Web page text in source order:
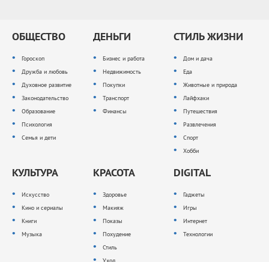
ОБЩЕСТВО
Гороскоп
Дружба и любовь
Духовное развитие
Законодательство
Образование
Психология
Семья и дети
ДЕНЬГИ
Бизнес и работа
Недвижимость
Покупки
Транспорт
Финансы
СТИЛЬ ЖИЗНИ
Дом и дача
Еда
Животные и природа
Лайфхаки
Путешествия
Развлечения
Спорт
Хобби
КУЛЬТУРА
Искусство
Кино и сериалы
Книги
Музыка
КРАСОТА
Здоровье
Макияж
Показы
Похудение
Стиль
Уход
DIGITAL
Гаджеты
Игры
Интернет
Технологии